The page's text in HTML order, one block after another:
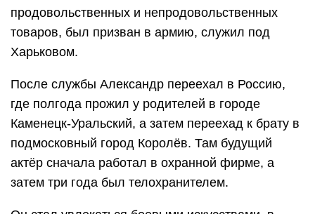
продовольственных и непродовольственных
товаров, был призван в армию, служил под
Харьковом.
После службы Александр переехал в Россию,
где полгода прожил у родителей в городе
Каменецк-Уральский, а затем переехад к брату в
подмосковный город Королёв. Там будущий
актёр сначала работал в охранной фирме, а
затем три года был телохранителем.